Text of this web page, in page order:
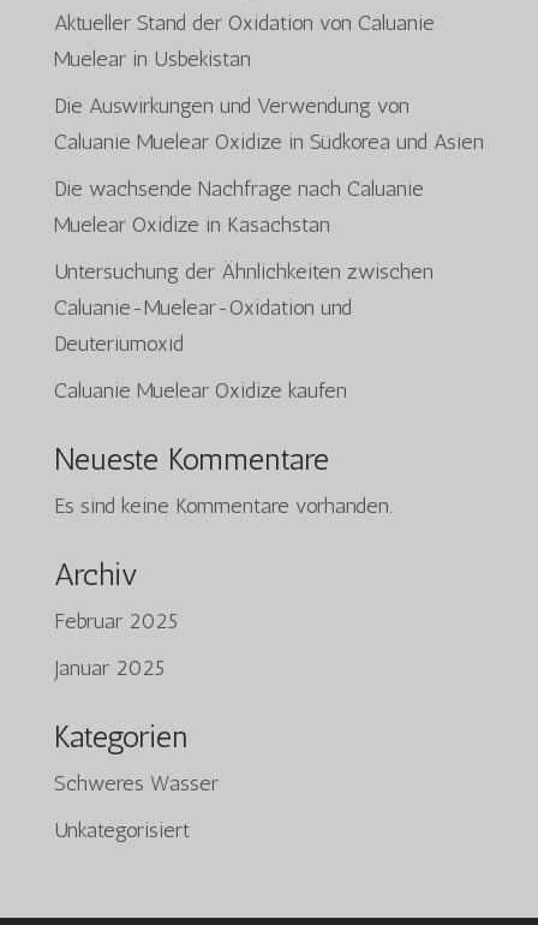
Aktueller Stand der Oxidation von Caluanie
Muelear in Usbekistan
Die Auswirkungen und Verwendung von
Caluanie Muelear Oxidize in Südkorea und Asien
Die wachsende Nachfrage nach Caluanie
Muelear Oxidize in Kasachstan
Untersuchung der Ähnlichkeiten zwischen
Caluanie-Muelear-Oxidation und
Deuteriumoxid
Caluanie Muelear Oxidize kaufen
Neueste Kommentare
Es sind keine Kommentare vorhanden.
Archiv
Februar 2025
Januar 2025
Kategorien
Schweres Wasser
Unkategorisiert
O‘zbekcha